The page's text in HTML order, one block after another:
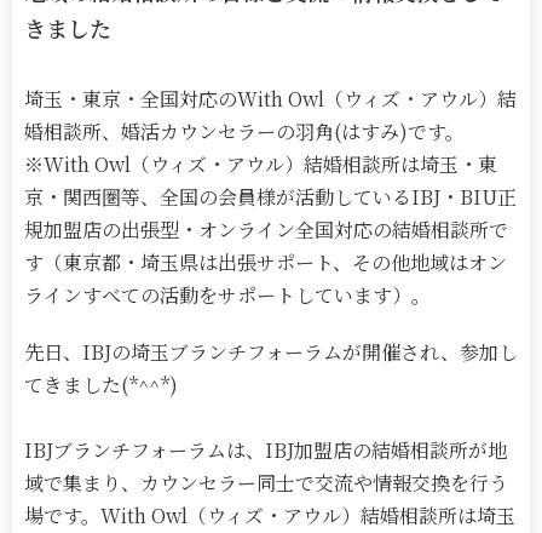
きました
埼玉・東京・全国対応のWith Owl（ウィズ・アウル）結
婚相談所、婚活カウンセラーの羽角(はすみ)です。
※With Owl（ウィズ・アウル）結婚相談所は埼玉・東
京・関西圏等、全国の会員様が活動しているIBJ・BIU正
規加盟店の出張型・オンライン全国対応の結婚相談所で
す（東京都・埼玉県は出張サポート、その他地域はオン
ラインすべての活動をサポートしています）。
先日、IBJの埼玉ブランチフォーラムが開催され、参加し
てきました(*^^*)
IBJブランチフォーラムは、IBJ加盟店の結婚相談所が地
域で集まり、カウンセラー同士で交流や情報交換を行う
場です。 With Owl（ウィズ・アウル）結婚相談所は埼玉